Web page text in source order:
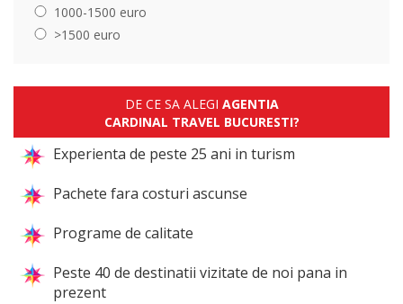
1000-1500 euro
>1500 euro
DE CE SA ALEGI AGENTIA
CARDINAL TRAVEL BUCURESTI?
Experienta de peste 25 ani in turism
Pachete fara costuri ascunse
Programe de calitate
Peste 40 de destinatii vizitate de noi pana in
prezent